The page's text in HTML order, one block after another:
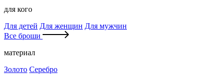
для кого
Для детей Для женщин Для мужчин
Все броши
материал
Золото Серебро